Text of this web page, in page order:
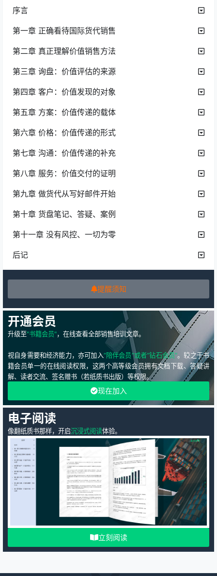
序言
第一章 正确看待国际货代销售
第二章 真正理解价值销售方法
第三章 询盘：价值评估的来源
第四章 客户：价值发现的对象
第五章 方案：价值传递的载体
第六章 价格：价值传递的形式
第七章 沟通：价值传递的补充
第八章 服务：价值交付的证明
第九章 做货代从写好邮件开始
第十章 货盘笔记、答疑、案例
第十一章 没有风控、一切为零
后记
提醒须知
开通会员
升级至"书籍会员"，在线查看全部销售培训文章。
视自身需要和经济能力，亦可加入“陪伴会员”或者“钻石会员”。较之于书
籍会员单一的在线阅读权限，这两个高等级会员拥有文档下载、答疑讲
解、读者交流、签名赠书（若纸质书出版）等权限。
现在加入
电子阅读
像翻纸质书那样，开启沉浸式阅读体验。
立刻阅读